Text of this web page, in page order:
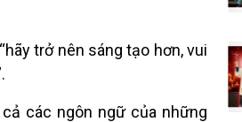
trở nên sáng tạo hơn, vui
các ngôn ngữ của những